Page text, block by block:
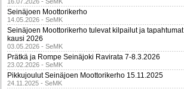
Seinäjoen Moottorikerho
14.05.2026 - SeMK
Seinäjoen Moottorikerho tulevat kilpailut ja tapahtumat
kausi 2026
03.05.2026 - SeMK
Prätkä ja Rompe Seinäjoki Ravirata 7-8.3.2026
23.02.2026 - SeMK
Pikkujoulut Seinäjoen Moottorikerho 15.11.2025
24.11.2025 - SeMK